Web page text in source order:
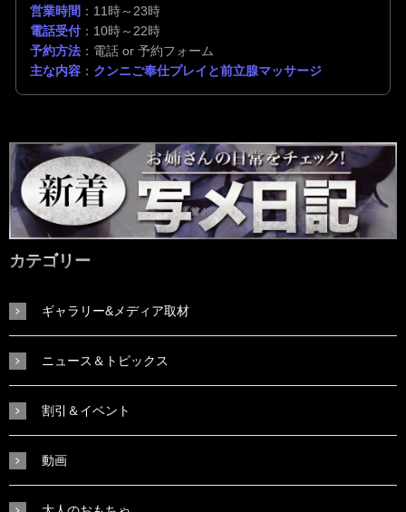
営業時間 ：11時～23時
電話受付：10時～22時
予約方法 ：電話 or 予約フォーム
主な内容 ： クンニご奉仕プレイと前立腺マッサージ
カテゴリー
ギャラリー&メディア取材
ニュース＆トピックス
割引＆イベント
動画